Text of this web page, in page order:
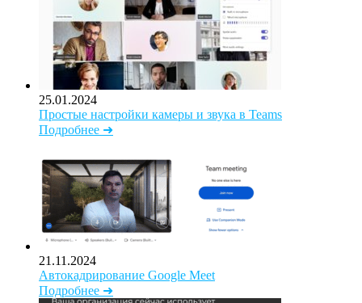
25.01.2024
Простые настройки камеры и звука в Teams
Подробнее ➜
21.11.2024
Автокадрирование Google Meet
Подробнее ➜